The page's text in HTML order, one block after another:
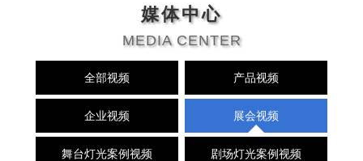
媒体中心
MEDIA CENTER
全部视频 产品视频
企业视频 展会视频
舞台灯光案例视频 剧场灯光案例视频